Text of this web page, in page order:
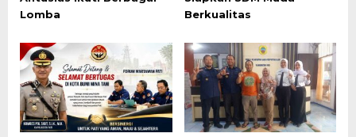
Lomba
Berkualitas